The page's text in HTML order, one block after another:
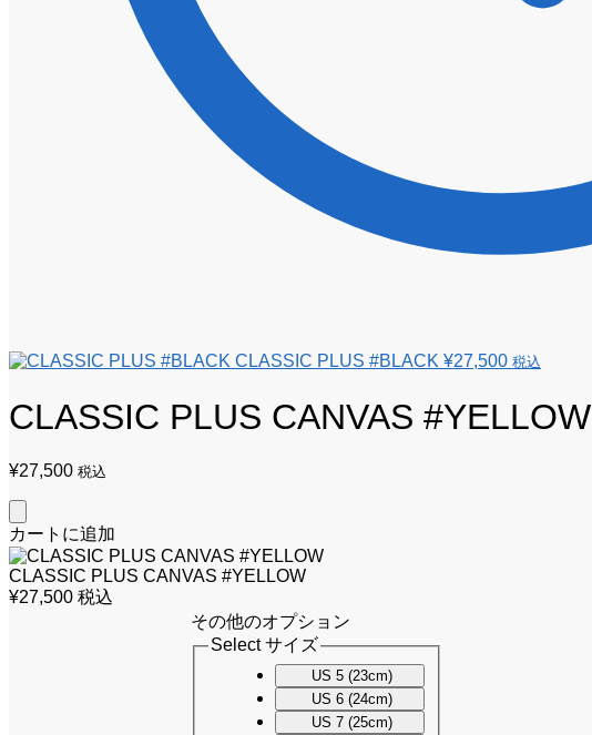
CLASSIC PLUS #BLACK ¥27,500 税込
CLASSIC PLUS CANVAS #YELLOW
¥27,500 税込
カートに追加
CLASSIC PLUS CANVAS #YELLOW
¥27,500 税込
その他のオプション
Select サイズ
US 5 (23cm)
US 6 (24cm)
US 7 (25cm)